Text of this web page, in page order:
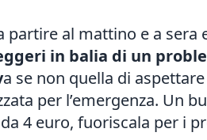
partire al mattino e a sera
in balia di un
a se non quella di
per l’emergenza. Un
4 euro, fuoriscala per i